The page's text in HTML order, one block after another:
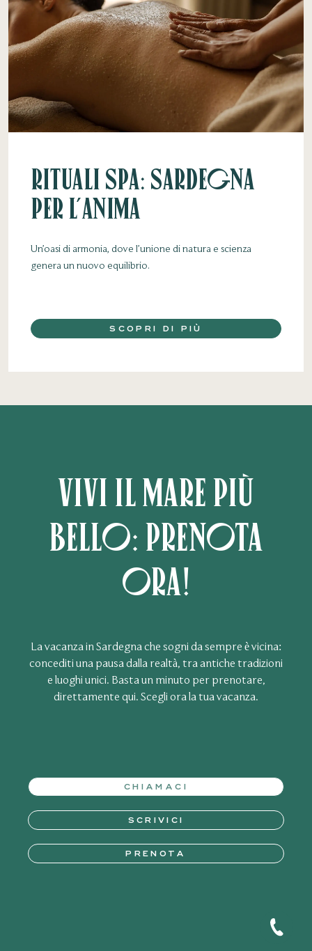
Rituali SPA: Sardegna
Per l’Anima
Un’oasi di armonia, dove l’unione di natura e scienza
genera un nuovo equilibrio.
SCOPRI DI PIÙ
Vivi il mare più
bello: prenota
ora!
La vacanza in Sardegna che sogni da sempre è vicina:
concediti una pausa dalla realtà, tra antiche tradizioni
e luoghi unici. Basta un minuto per prenotare,
direttamente qui. Scegli ora la tua vacanza.
CHIAMACI
SCRIVICI
PRENOTA